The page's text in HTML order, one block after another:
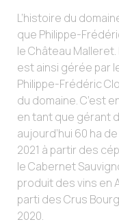
L’histoire du
que Philippe-
le Château
est ainsi gérée par
Philippe-Frédéric
du domaine. C’est
en tant que gérant
aujourd’hui 60 ha
2021 à partir des
le Cabernet
produit des vins en
parti des Crus
2020.